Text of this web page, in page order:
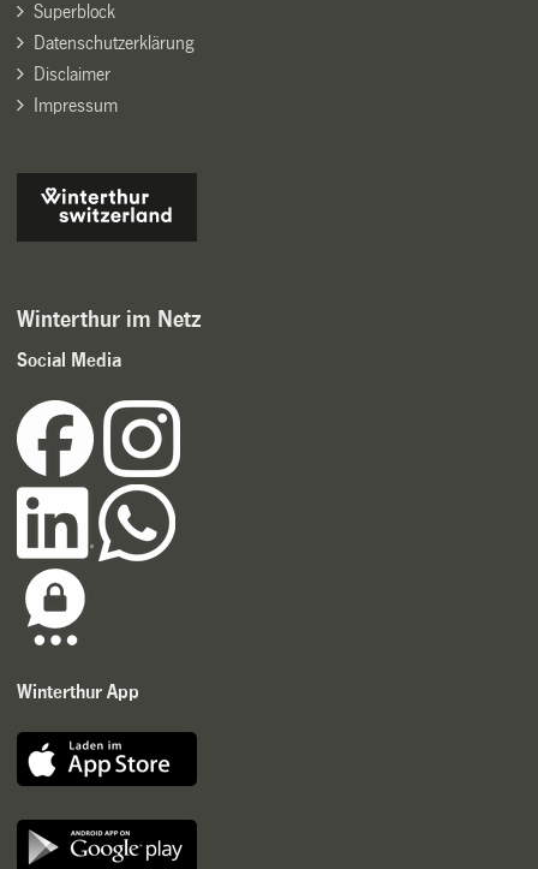
Superblock
Datenschutzerklärung
Disclaimer
Impressum
Winterthur im Netz
Social Media
Winterthur App